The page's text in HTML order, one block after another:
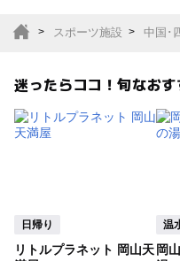
サファリパーク
釣り
スポーツ施設 中国･
迷ったらココ！旬なお
日帰り
リトルプラネット 岡山天
温
岡